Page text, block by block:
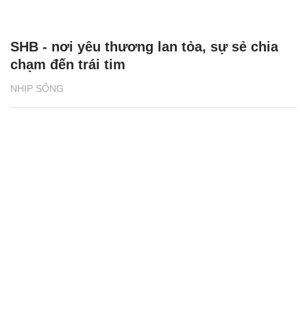
NHỊP SỐNG
SHB - nơi yêu thương lan tỏa, sự sẻ chia
chạm đến trái tim